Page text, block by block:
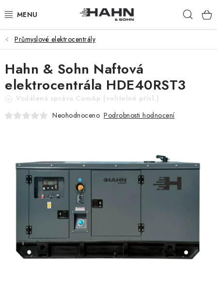
na
PRODUKTY
O NÁS
PROČ HAHN & SOHN
PRO OBCHODNÍKY
APLIKACE
KATALOG
BLOG
Průmyslové elektrocentrály
Hahn & Sohn Naftová
elektrocentrála HDE40RST3
Vzdálená správa ComAp (volitelné přísl.)
Neohodnoceno Podrobnosti hodnocení